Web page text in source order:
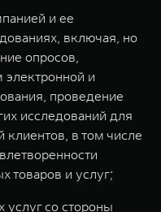
и ее
включая, но
опросов,
электронной и
проведение
исследований для
в том числе
товаров и услуг;
услуг со стороны